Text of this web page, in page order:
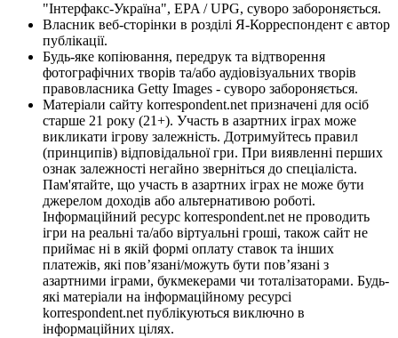
"Інтерфакс-Україна", EPA / UPG, суворо забороняється.
Власник веб-сторінки в розділі Я-Корреспондент є автор
публікації.
Будь-яке копіювання, передрук та відтворення
фотографічних творів та/або аудіовізуальних творів
правовласника Getty Images - суворо забороняється.
Матеріали сайту korrespondent.net призначені для осіб
старше 21 року (21+). Участь в азартних іграх може
викликати ігрову залежність. Дотримуйтесь правил
(принципів) відповідальної гри. При виявленні перших
ознак залежності негайно зверніться до спеціаліста.
Пам'ятайте, що участь в азартних іграх не може бути
джерелом доходів або альтернативою роботі.
Інформаційний ресурс korrespondent.net не проводить
ігри на реальні та/або віртуальні гроші, також сайт не
приймає ні в якій формі оплату ставок та інших
платежів, які пов’язані/можуть бути пов’язані з
азартними іграми, букмекерами чи тоталізаторами. Будь-
які матеріали на інформаційному ресурсі
korrespondent.net публікуються виключно в
інформаційних цілях.